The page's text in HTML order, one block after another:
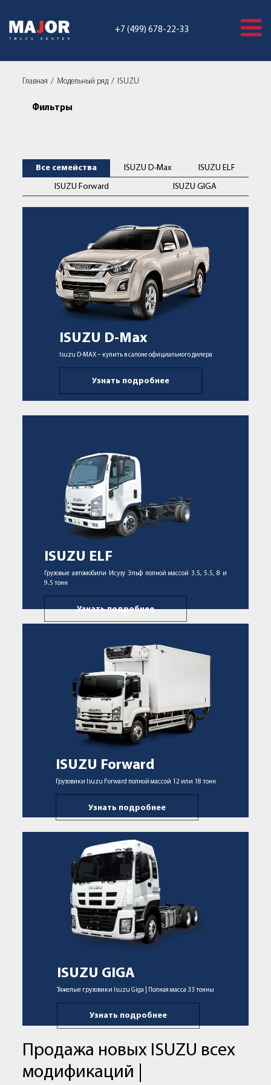
+7 (499) 678-22-33
Главная Модельный ряд ISUZU
Фильтры
Все семейства ISUZU D-Max ISUZU ELF
ISUZU Forward ISUZU GIGA
ISUZU D-Max
Isuzu D-MAX – купить в салоне официального дилера
Узнать подробнее
ISUZU ELF
Грузовые автомобили Исузу Эльф полной массой 3.5, 5.5, 8 и
9.5 тонн
Узнать подробнее
ISUZU Forward
Грузовики Isuzu Forward полной массой 12 или 18 тонн
Узнать подробнее
ISUZU GIGA
Тяжелые грузовики Isuzu Giga | Полная масса 33 тонны
Узнать подробнее
Продажа новых ISUZU всех
модификаций |